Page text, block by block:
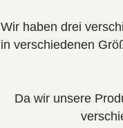
Wir haben drei
in verschiedenen
Da wir unsere